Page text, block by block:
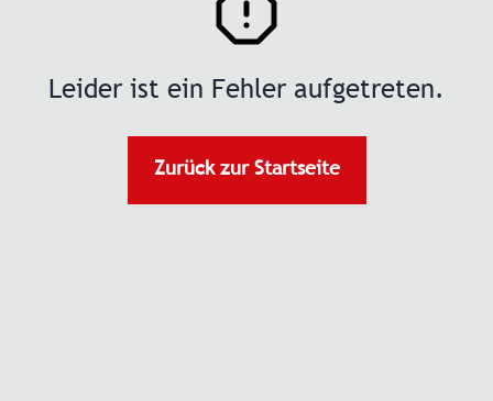
Leider ist ein Fehler aufgetreten.
Zurück zur Startseite